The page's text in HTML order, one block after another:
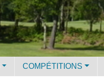
COMPÉTITIONS